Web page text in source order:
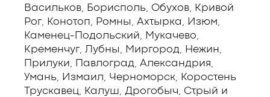
Васильков, Борисполь, Обухов, Кривой
Рог, Конотоп, Ромны, Ахтырка, Изюм,
Каменец-Подольский, Мукачево,
Кременчуг, Лубны, Миргород, Нежин,
Прилуки, Павлоград, Александрия,
Умань, Измаил, Черноморск, Коростень
Трускавец, Калуш, Дрогобыч, Стрый и